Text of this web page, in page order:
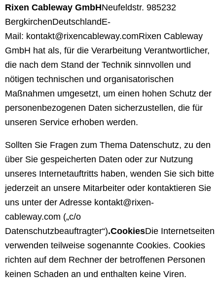
Rixen Cableway GmbHNeufeldstr. 985232
BergkirchenDeutschlandE-
Mail: kontakt@rixencableway.comRixen Cableway
GmbH hat als, für die Verarbeitung Verantwortlicher,
die nach dem Stand der Technik sinnvollen und
nötigen technischen und organisatorischen
Maßnahmen umgesetzt, um einen hohen Schutz der
personenbezogenen Daten sicherzustellen, die für
unseren Service erhoben werden.
Sollten Sie Fragen zum Thema Datenschutz, zu den
über Sie gespeicherten Daten oder zur Nutzung
unseres Internetauftritts haben, wenden Sie sich bitte
jederzeit an unsere Mitarbeiter oder kontaktieren Sie
uns unter der Adresse kontakt@rixen-
cableway.com („c/o
Datenschutzbeauftragter“).CookiesDie Internetseiten
verwenden teilweise sogenannte Cookies. Cookies
richten auf dem Rechner der betroffenen Personen
keinen Schaden an und enthalten keine Viren.